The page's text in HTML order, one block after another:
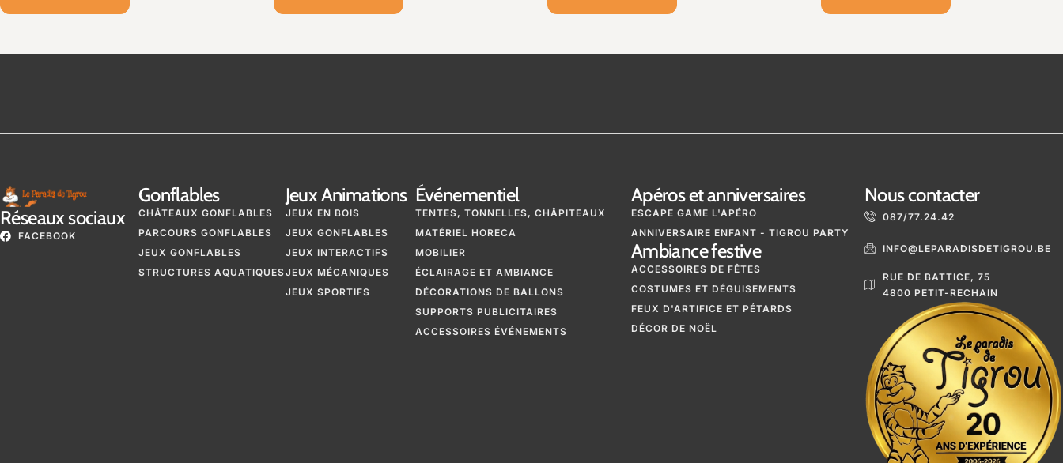
Réseaux sociaux
FACEBOOK
Gonflables
CHÂTEAUX GONFLABLES
PARCOURS GONFLABLES
JEUX GONFLABLES
STRUCTURES AQUATIQUES
Jeux Animations
JEUX EN BOIS
JEUX GONFLABLES
JEUX INTERACTIFS
JEUX MÉCANIQUES
JEUX SPORTIFS
Événementiel
TENTES, TONNELLES, CHÂPITEAUX
MATÉRIEL HORECA
MOBILIER
ÉCLAIRAGE ET AMBIANCE
DÉCORATIONS DE BALLONS
SUPPORTS PUBLICITAIRES
ACCESSOIRES ÉVÉNEMENTS
Apéros et anniversaires
ESCAPE GAME L'APÉRO
ANNIVERSAIRE ENFANT - TIGROU PARTY
Ambiance festive
ACCESSOIRES DE FÊTES
COSTUMES ET DÉGUISEMENTS
FEUX D'ARTIFICE ET PÉTARDS
DÉCOR DE NOËL
Nous contacter
087/77.24.42
INFO@LEPARADISDETIGROU.BE
RUE DE BATTICE, 75
4800 PETIT-RECHAIN